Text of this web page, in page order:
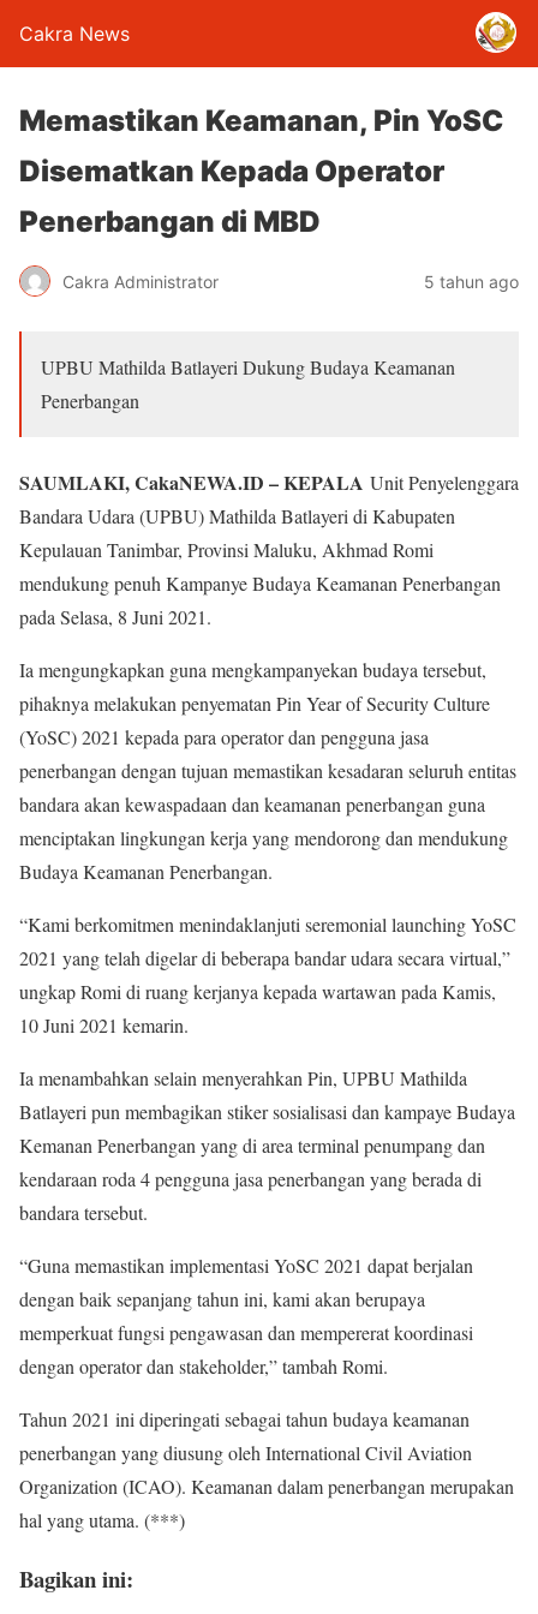
Cakra News
Memastikan Keamanan, Pin YoSC
Disematkan Kepada Operator
Penerbangan di MBD
Cakra Administrator 5 tahun ago
UPBU Mathilda Batlayeri Dukung Budaya Keamanan
Penerbangan
SAUMLAKI, CakaNEWA.ID – KEPALA Unit Penyelenggara
Bandara Udara (UPBU) Mathilda Batlayeri di Kabupaten
Kepulauan Tanimbar, Provinsi Maluku, Akhmad Romi
mendukung penuh Kampanye Budaya Keamanan Penerbangan
pada Selasa, 8 Juni 2021.
Ia mengungkapkan guna mengkampanyekan budaya tersebut,
pihaknya melakukan penyematan Pin Year of Security Culture
(YoSC) 2021 kepada para operator dan pengguna jasa
penerbangan dengan tujuan memastikan kesadaran seluruh entitas
bandara akan kewaspadaan dan keamanan penerbangan guna
menciptakan lingkungan kerja yang mendorong dan mendukung
Budaya Keamanan Penerbangan.
“Kami berkomitmen menindaklanjuti seremonial launching YoSC
2021 yang telah digelar di beberapa bandar udara secara virtual,”
ungkap Romi di ruang kerjanya kepada wartawan pada Kamis,
10 Juni 2021 kemarin.
Ia menambahkan selain menyerahkan Pin, UPBU Mathilda
Batlayeri pun membagikan stiker sosialisasi dan kampaye Budaya
Kemanan Penerbangan yang di area terminal penumpang dan
kendaraan roda 4 pengguna jasa penerbangan yang berada di
bandara tersebut.
“Guna memastikan implementasi YoSC 2021 dapat berjalan
dengan baik sepanjang tahun ini, kami akan berupaya
memperkuat fungsi pengawasan dan mempererat koordinasi
dengan operator dan stakeholder,” tambah Romi.
Tahun 2021 ini diperingati sebagai tahun budaya keamanan
penerbangan yang diusung oleh International Civil Aviation
Organization (ICAO). Keamanan dalam penerbangan merupakan
hal yang utama. (***)
Bagikan ini: